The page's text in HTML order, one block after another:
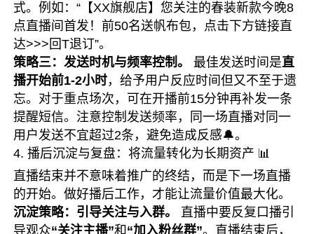
式。例如：“【XX旗舰店】您关注的春装新款今晚8
点直播间首发！前50名送帆布包，点击下方链接直
达>>>回T退订”。
策略三：发送时机与频率控制。
最佳发送时间是直
播开始前1-2小时，给予用户反应时间但又不至于遗
忘。对于重点场次，可在开播前15分钟再补发一条
提醒短信。注意控制发送频率，同一场直播对同一
用户发送不宜超过2条，避免造成反感🔔。
4. 播后沉淀与复盘：将流量转化为长期资产 📊
直播结束并不意味着推广的终结，而是下一场直播
的开始。做好播后工作，才能让流量价值最大化。
沉淀策略：引导关注与入群。
直播中要反复口播引
导观众“关注主播”和 “加入粉丝群”。直播结束后，